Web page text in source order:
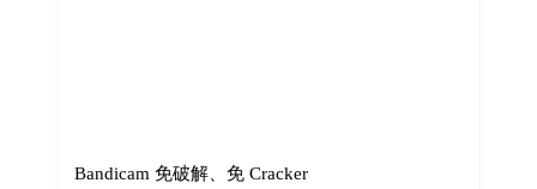
Bandicam 免破解、免 Cracker